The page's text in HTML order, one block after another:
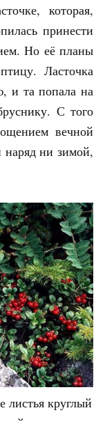
которая,
принести
Но её планы
Ласточка
и та попала на
С того
вечной
ни зимой,
листья круглый